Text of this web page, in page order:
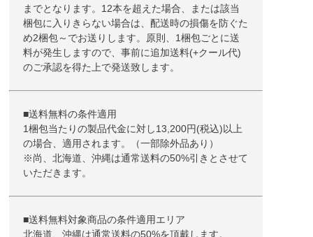
までとなります。12本を超えた場合、または該当
梱包に入りきらない場合は、配送時の損傷を防ぐた
め2梱包～でお送りします。原則、1梱包ごとに送
料が発生しますので、事前に追加送料(+クール代)
のご承認を得た上で発送致します。
■送料無料の条件適用
1梱包当たりの製品代金に対し13,200円(税込)以上
の場合、適用されます。（一部除外品あり）
※尚、北海道、沖縄は通常送料の50%引きとさせて
いただきます。
■送料無料対象商品の条件適用エリア
北海道、沖縄は通常送料の50%を頂戴します。